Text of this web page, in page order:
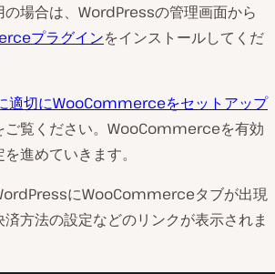
場合は、WordPressの管理画面から
プラグインをインストールしてくだ
適切にWooCommerceをセットアップ
ご覧ください。WooCommerceを有効
進めていきます。
にWooCommerceタブが出現
方法の設定などのリンクが表示されま